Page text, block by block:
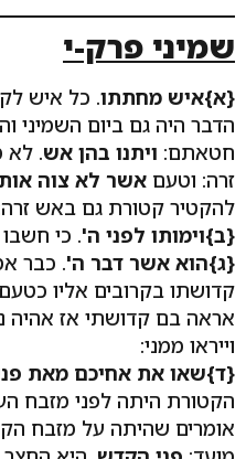
שמיני פרק-י
{א}איש מחתתו. כל איש
הדבר היה גם ביום השמיני
חטאתם: ויתנו בהן אש. לא
זרה: וטעם אשר לא צוה
להקטיר קטורת גם באש
{ב}וימותו לפני ה'. כי חשבו
{ג}הוא אשר דבר ה'. כבר
קדושתו בקרובים אליו
אראה בם קדושתי אז אהיה
וייראו ממני:
{ד}שאו את אחיכם מאת
הקטורת היתה לפני מזבח
אומרים שהיתה על מזבח